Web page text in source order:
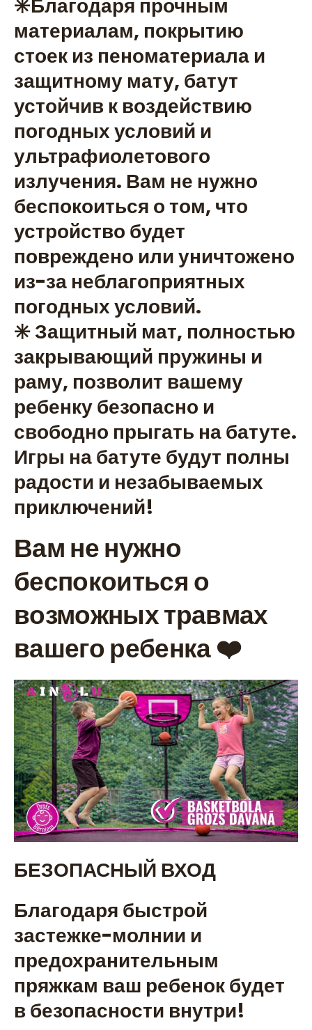
материалам, покрытию
стоек из пеноматериала и
защитному мату, батут
устойчив к воздействию
погодных условий и
ультрафиолетового
излучения. Вам не нужно
беспокоиться о том, что
устройство будет
повреждено или уничтожено
из-за неблагоприятных
погодных условий.
✳️ Защитный мат, полностью
закрывающий пружины и
раму, позволит вашему
ребенку безопасно и
свободно прыгать на батуте.
Игры на батуте будут полны
радости и незабываемых
приключений!
Вам не нужно
беспокоиться о
возможных травмах
вашего ребенка ❤️
БЕЗОПАСНЫЙ ВХОД
Благодаря быстрой
застежке-молнии и
предохранительным
пряжкам ваш ребенок будет
в безопасности внутри!